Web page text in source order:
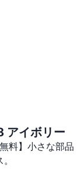
アイボリー
料】小さな部品